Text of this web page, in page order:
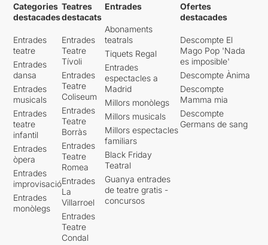
Categories
destacades
Entrades
teatre
Entrades
dansa
Entrades
musicals
Entrades
teatre
infantil
Entrades
òpera
Entrades
improvisació
Entrades
monòlegs
Teatres
destacats
Entrades
Teatre
Tívoli
Entrades
Teatre
Coliseum
Entrades
Teatre
Borràs
Entrades
Teatre
Romea
Entrades
La
Villarroel
Entrades
Teatre
Condal
Entrades
Abonaments
teatrals
Tiquets Regal
Entrades
espectacles a
Madrid
Millors monòlegs
Millors musicals
Millors espectacles
familiars
Black Friday
Teatral
Guanya entrades
de teatre gratis -
concursos
Ofertes
destacades
Descompte El
Mago Pop 'Nada
es imposible'
Descompte Ànima
Descompte
Mamma mia
Descompte
Germans de sang